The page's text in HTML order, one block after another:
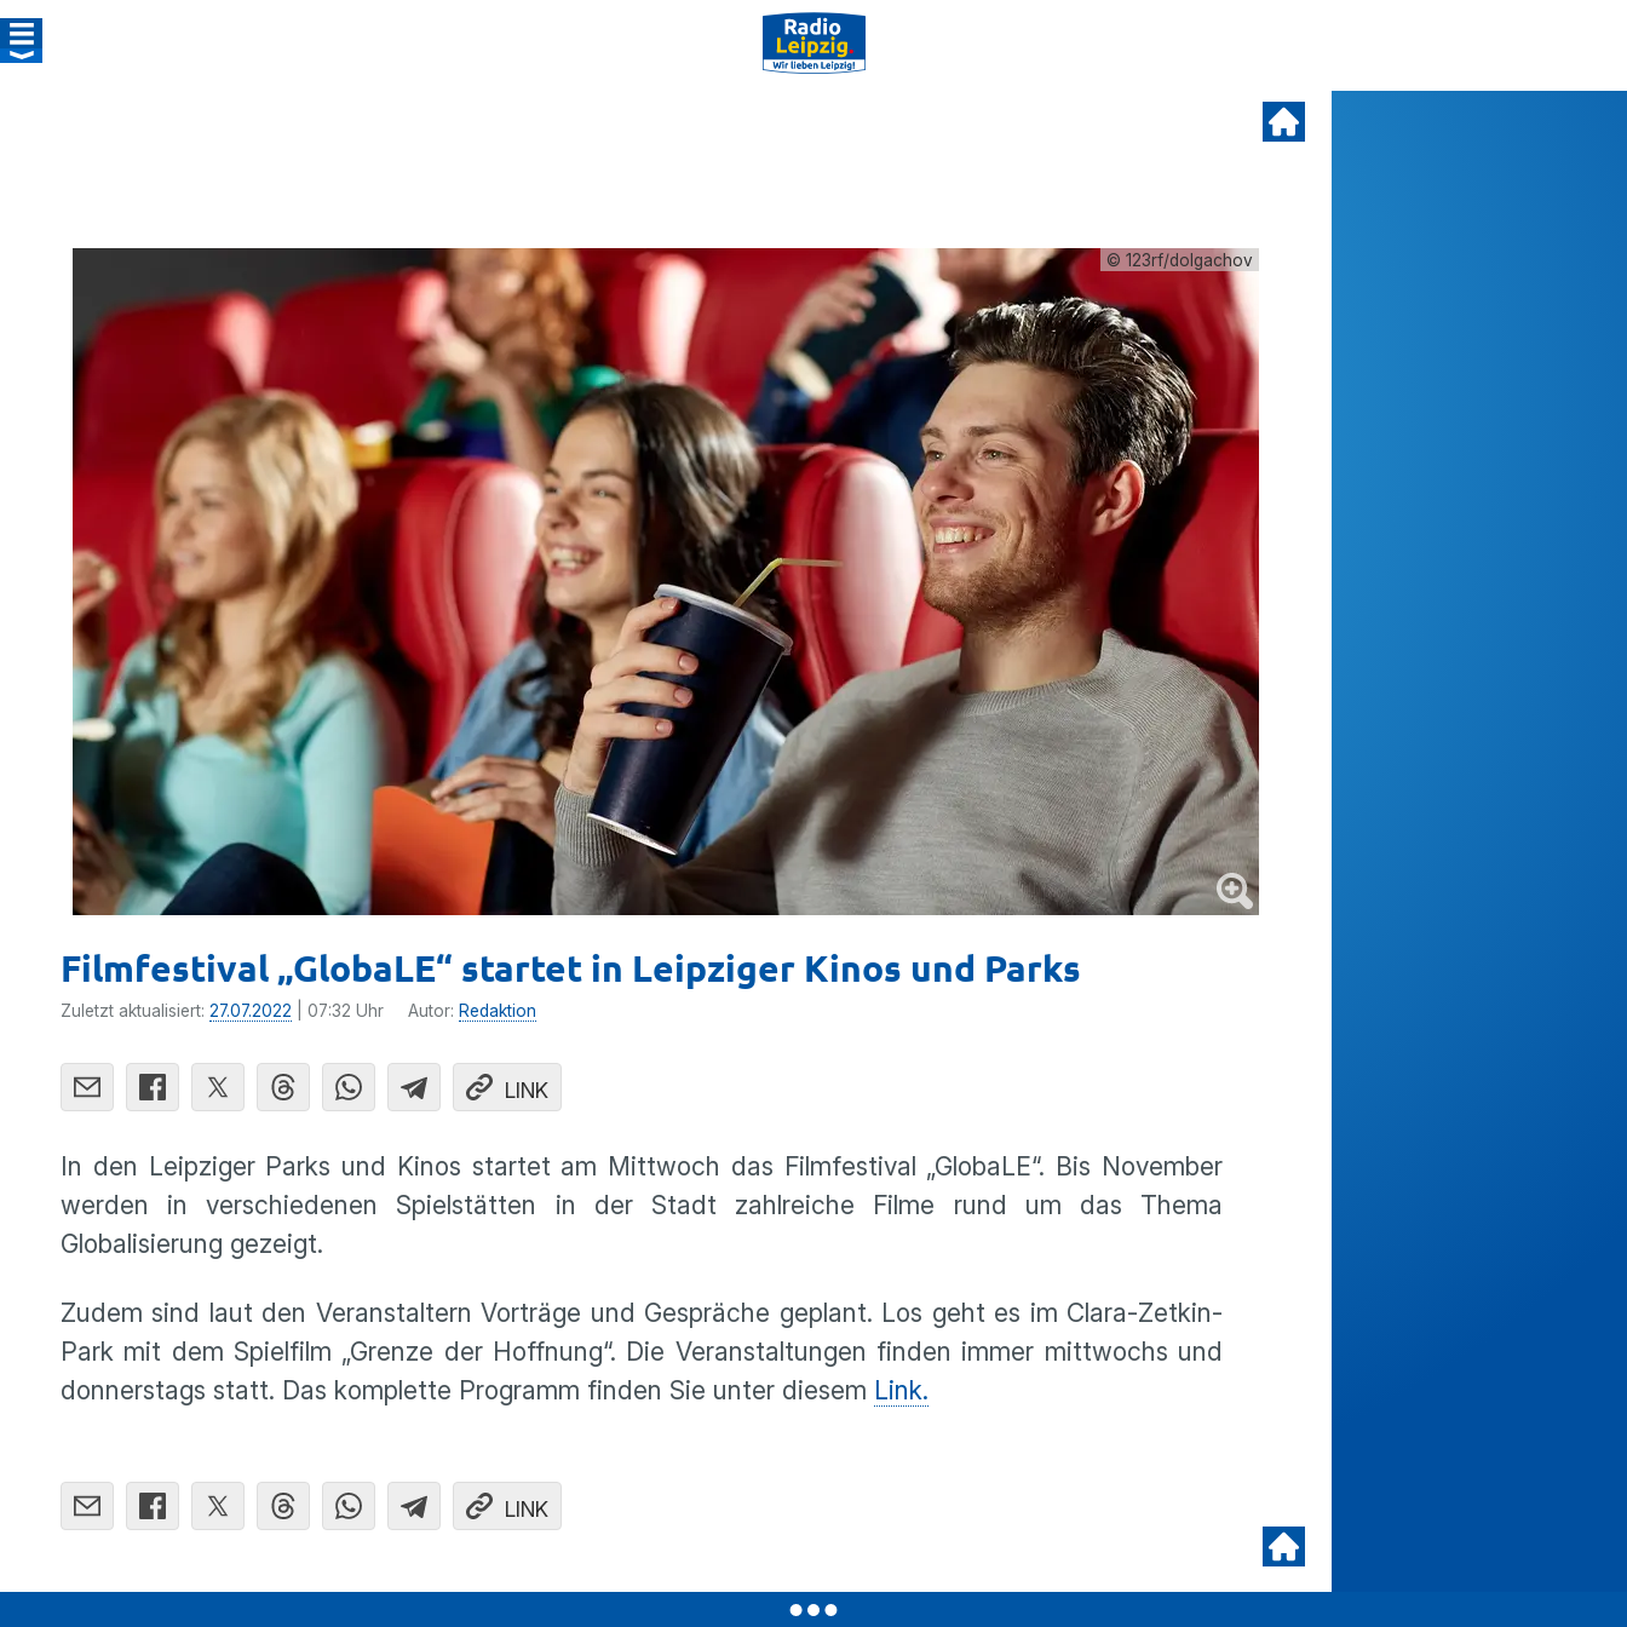
© 123rf/dolgachov
Filmfestival „GlobaLE“ startet in Leipziger Kinos und Parks
Zuletzt aktualisiert: 27.07.2022 | 07:32 Uhr Autor: Redaktion
LINK
In den Leipziger Parks und Kinos startet am Mittwoch das Filmfestival „GlobaLE“. Bis November
werden in verschiedenen Spielstätten in der Stadt zahlreiche Filme rund um das Thema
Globalisierung gezeigt.
Zudem sind laut den Veranstaltern Vorträge und Gespräche geplant. Los geht es im Clara-Zetkin-
Park mit dem Spielfilm „Grenze der Hoffnung“. Die Veranstaltungen finden immer mittwochs und
donnerstags statt. Das komplette Programm finden Sie unter diesem Link.
LINK